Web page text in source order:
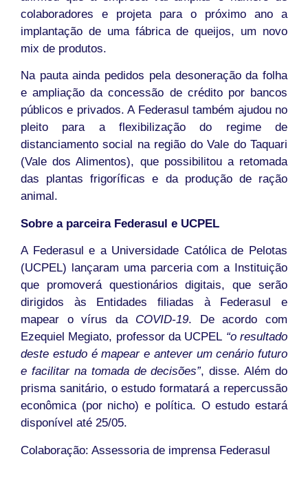
colaboradores e projeta para o próximo ano a
implantação de uma fábrica de queijos, um novo
mix de produtos.
Na pauta ainda pedidos pela desoneração da folha
e ampliação da concessão de crédito por bancos
públicos e privados. A Federasul também ajudou no
pleito para a flexibilização do regime de
distanciamento social na região do Vale do Taquari
(Vale dos Alimentos), que possibilitou a retomada
das plantas frigoríficas e da produção de ração
animal.
Sobre a parceira Federasul e UCPEL
A Federasul e a Universidade Católica de Pelotas
(UCPEL) lançaram uma parceria com a Instituição
que promoverá questionários digitais, que serão
dirigidos às Entidades filiadas à Federasul e
mapear o vírus da COVID-19. De acordo com
Ezequiel Megiato, professor da UCPEL “o resultado
deste estudo é mapear e antever um cenário futuro
e facilitar na tomada de decisões”, disse. Além do
prisma sanitário, o estudo formatará a repercussão
econômica (por nicho) e política. O estudo estará
disponível até 25/05.
Colaboração: Assessoria de imprensa Federasul